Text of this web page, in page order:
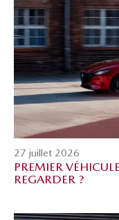
27 juillet 2026
PREMIER
REGARDER ?